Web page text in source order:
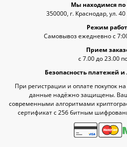
Мы находимся по
350000, г. Краснодар, ул.
Режим
Самовывоз ежедневно с
Прием
с 7.00 до 23.00
Безопасность платежей
При регистрации и оплате покупок
данные надёжно защищены.
современными алгоритмами
сертификат c 256 битным